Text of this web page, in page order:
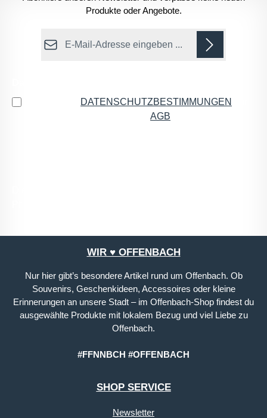
Produkte oder Angebote.
E-Mail-Adresse*
DATENSCHUTZBESTIMMUNGEN
AGB
WIR ♥ OFFENBACH
Nur hier gibt’s besondere Artikel rund um Offenbach. Ob
Souvenirs, Geschenkideen, Accessoires oder kleine
Erinnerungen an unsere Stadt – im Offenbach-Shop findest du
ausgewählte Produkte mit lokalem Bezug und viel Liebe zu
Offenbach.
#FFNNBCH #OFFENBACH
SHOP SERVICE
Newsletter